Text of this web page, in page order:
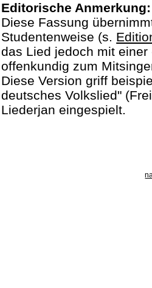
Editorische Anmerkung:
Diese Fassung
Studentenweise (s.
das Lied jedoch mit
offenkundig zum
Diese Version griff
deutsches Volkslied"
Liederjan eingespielt.